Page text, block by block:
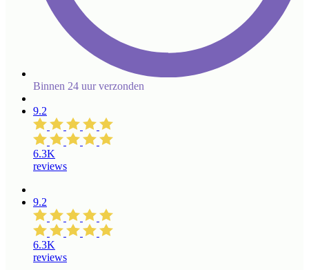
Binnen 24 uur verzonden
9.2
6.3K
reviews
9.2
6.3K
reviews